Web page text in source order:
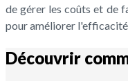
de gérer les coûts et de
pour améliorer
Découvrir